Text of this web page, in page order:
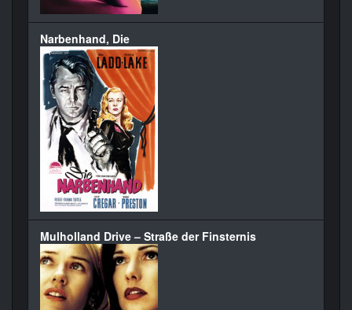
Narbenhand, Die
Mulholland Drive – Straße der Finsternis